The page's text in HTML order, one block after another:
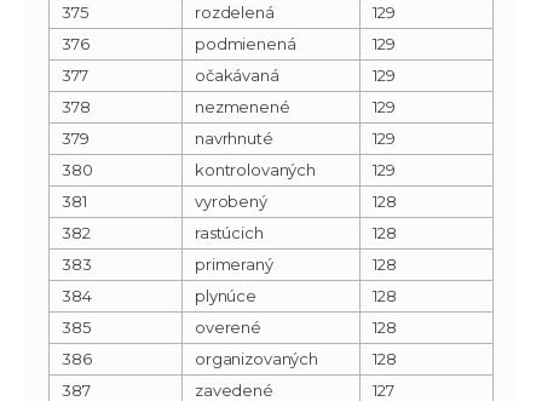
375
rozdelená
129
376
podmienená
129
377
očakávaná
129
378
nezmenené
129
379
navrhnuté
129
380
kontrolovaných
129
381
vyrobený
128
382
rastúcich
128
383
primeraný
128
384
plynúce
128
385
overené
128
386
organizovaných
128
387
zavedené
127